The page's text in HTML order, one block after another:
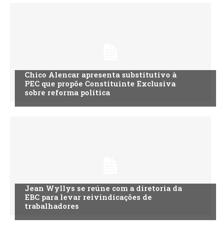
Chico Alencar apresenta substitutivo à
PEC que propõe Constituinte Exclusiva
sobre reforma política
Jean Wyllys se reúne com a diretoria da
EBC para levar reivindicações de
trabalhadores